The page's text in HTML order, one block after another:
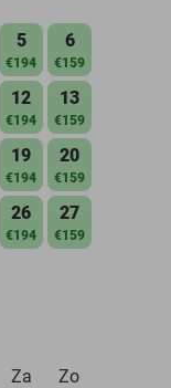
5
€194
6
€159
12
€194
13
€159
19
€194
20
€159
26
€194
27
€159
Za Zo